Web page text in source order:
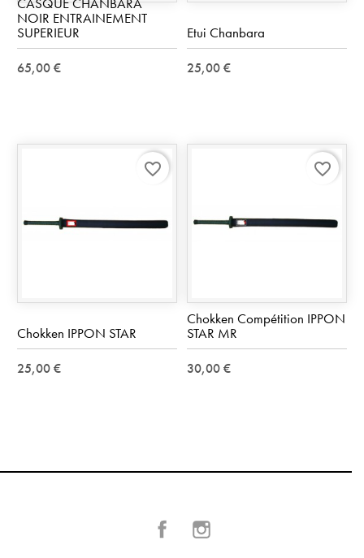
NOIR ENTRAINEMENT
SUPERIEUR
65,00 €
Etui Chanbara
25,00 €
Chokken IPPON STAR
25,00 €
favorite_border
Chokken Compétition IPPON
STAR MR
30,00 €
favorite_border
Facebook